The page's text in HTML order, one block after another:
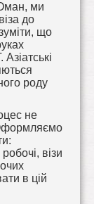
ми
до
що
роду
не
візи
в цій